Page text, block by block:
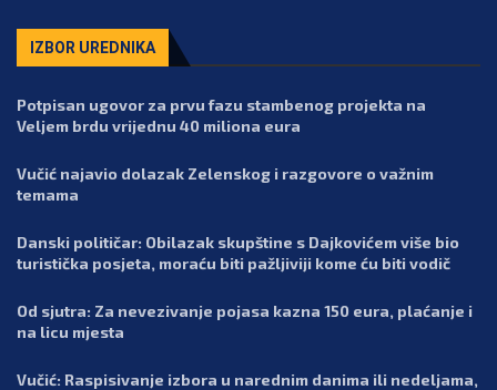
IZBOR UREDNIKA
Potpisan ugovor za prvu fazu stambenog projekta na
Veljem brdu vrijednu 40 miliona eura
Vučić najavio dolazak Zelenskog i razgovore o važnim
temama
Danski političar: Obilazak skupštine s Dajkovićem više bio
turistička posjeta, moraću biti pažljiviji kome ću biti vodič
Od sjutra: Za nevezivanje pojasa kazna 150 eura, plaćanje i
na licu mjesta
Vučić: Raspisivanje izbora u narednim danima ili nedeljama,